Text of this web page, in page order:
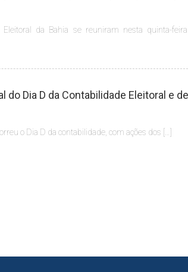
da Bahia se reuniram nesta quinta-
do Dia D da Contabilidade Eleitoral e
o Dia D da contabilidade, com ações dos […]